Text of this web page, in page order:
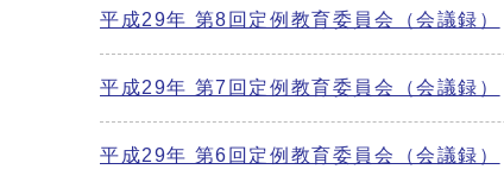
平成29年 第8回定例教育委員会（会議録）
平成29年 第7回定例教育委員会（会議録）
平成29年 第6回定例教育委員会（会議録）